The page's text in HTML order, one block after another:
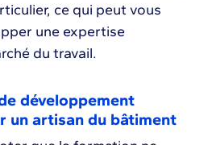
ce qui peut vous
une expertise
du travail.
développement
un artisan du bâtiment